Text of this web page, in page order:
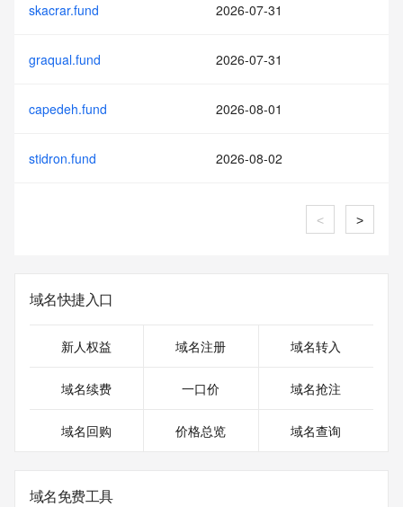
skacrar.fund 2026-07-31
graqual.fund 2026-07-31
capedeh.fund 2026-08-01
stidron.fund 2026-08-02
< >
域名快捷入口
新人权益 域名注册 域名转入
域名续费 一口价 域名抢注
域名回购 价格总览 域名查询
域名免费工具